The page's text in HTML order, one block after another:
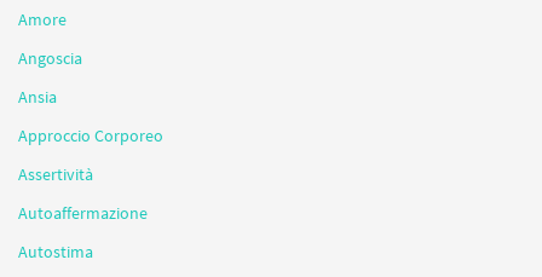
Amore
Angoscia
Ansia
Approccio Corporeo
Assertività
Autoaffermazione
Autostima